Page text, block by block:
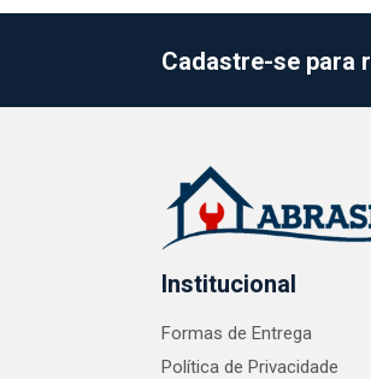
Cadastre-se para
Institucional
Formas de Entrega
Política de Privacidade